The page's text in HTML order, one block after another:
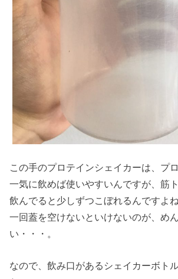
この手のプロテインシェイカーは、プ
一気に飲めば使いやすいんですが、筋
飲んでると少しずつこぼれるんですよ
一回蓋を空けないといけないのが、め
い・・・。
なので、飲み口があるシェイカーボト